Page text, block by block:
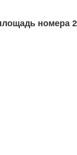
номера